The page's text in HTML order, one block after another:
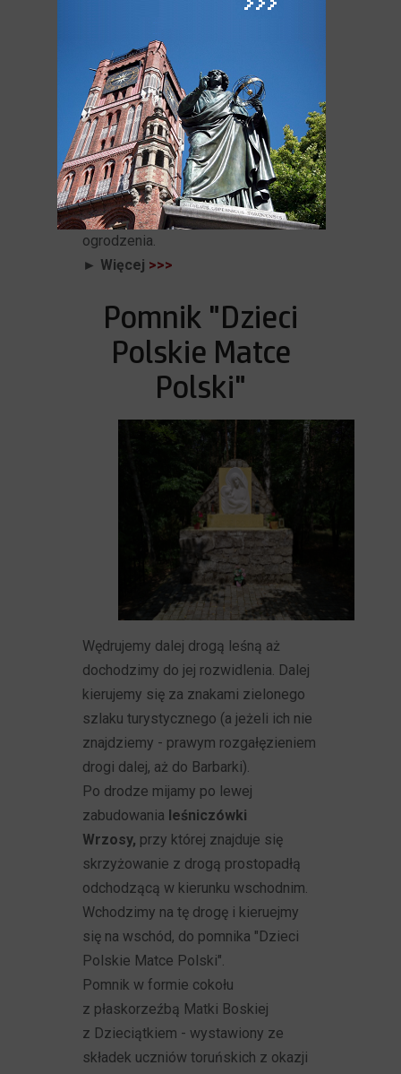
Zniszczony dotąd na skutek braku
opieki pomnik ma formę betonowego
walca wysokości ok. 4,5 m, w dolnej
części otoczonego kamiennymi
'przyporami', w górnej części napis
"Steine Rühmen". Szczyt pozbawiony
pierwotnego żelaznego krzyża.
Wokół obelisku resztki murowanego
ogrodzenia.
► Więcej >>>
Pomnik "Dzieci
Polskie Matce
Polski"
Wędrujemy dalej drogą leśną aż
dochodzimy do jej rozwidlenia. Dalej
kierujemy się za znakami zielonego
szlaku turystycznego (a jeżeli ich nie
znajdziemy - prawym rozgałęzieniem
drogi dalej, aż do Barbarki).
Po drodze mijamy po lewej
zabudowania leśniczówki
Wrzosy, przy której znajduje się
skrzyżowanie z drogą prostopadłą
odchodzącą w kierunku wschodnim.
Wchodzimy na tę drogę i kieruejmy
się na wschód, do pomnika "Dzieci
Polskie Matce Polski".
Pomnik w formie cokołu
z płaskorzeźbą Matki Boskiej
z Dzieciątkiem - wystawiony ze
składek uczniów toruńskich z okazji